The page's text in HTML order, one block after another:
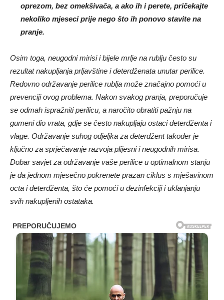
oprezom, bez omekšivača, a ako ih i perete, pričekajte
nekoliko mjeseci prije nego što ih ponovo stavite na
pranje.
Osim toga, neugodni mirisi i bijele mrlje na rublju često su
rezultat nakupljanja prljavštine i deterdženata unutar perilice.
Redovno održavanje perilice rublja može značajno pomoći u
prevenciji ovog problema. Nakon svakog pranja, preporučuje
se odmah ispražniti perilicu, a naročito obratiti pažnju na
gumeni dio vrata, gdje se često nakupljaju ostaci deterdženta i
vlage. Održavanje suhog odjeljka za deterdžent također je
ključno za sprječavanje razvoja plijesni i neugodnih mirisa.
Dobar savjet za održavanje vaše perilice u optimalnom stanju
je da jednom mjesečno pokrenete prazan ciklus s mješavinom
octa i deterdženta, što će pomoći u dezinfekciji i uklanjanju
svih nakupljenih ostataka.